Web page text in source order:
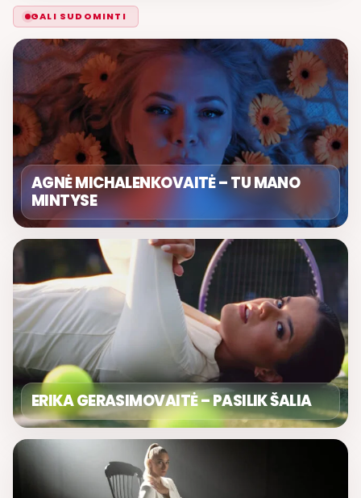
GALI SUDOMINTI
AGNĖ MICHALENKOVAITĖ – TU MANO
MINTYSE
ERIKA GERASIMOVAITĖ – PASILIK ŠALIA